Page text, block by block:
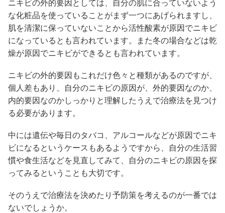
ニキビの外的要因としては、自分の肌に合っていないよう
な化粧品を使っていることがまず一つにあげられますし、
肌を清潔に保っていないことから活性酸素が原因でニキビ
になっているとも言われています。また冬の場合などは乾
燥が原因でニキビができるとも言われています。
ニキビの外的要因もこれだけ色々と種類があるのですが、
個人差もあり、自分のニキビの原因が、外的要因なのか、
内的要因なのかしっかりと理解したうえで治療法を見つけ
る必要があります。
中には遺伝や毎日のタバコ、アルコールなどが原因でニキ
ビになるというケースもあるようですから、自分の生活習
慣や食生活などを見直してみて、自分のニキビの原因を探
ってみるということも大切です。
そのうえで治療法を決めたり予防策を考えるのが一番では
ないでしょうか。